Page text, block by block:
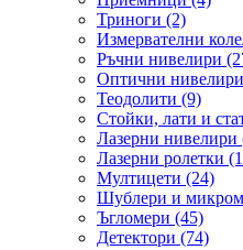
Триноги (2)
Измервателни
Ръчни нивелири
Оптични нивелири
Теодолити (9)
Стойки, лати и
Лазерни нивелири
Лазерни ролетки
Мултицети (24)
Шублери и
Ъгломери (45)
Детектори (74)